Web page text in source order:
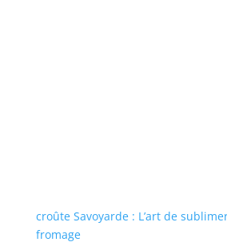
croûte Savoyarde : L’art de
fromage